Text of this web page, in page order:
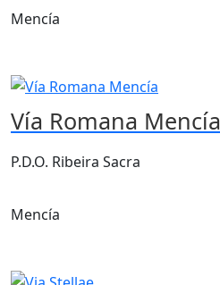
Mencía
Vía Romana Mencía
P.D.O. Ribeira Sacra
Mencía